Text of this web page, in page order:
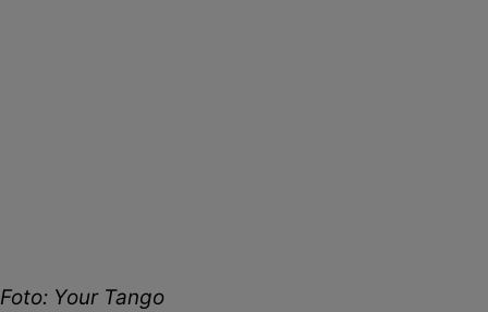
Foto: Your Tango